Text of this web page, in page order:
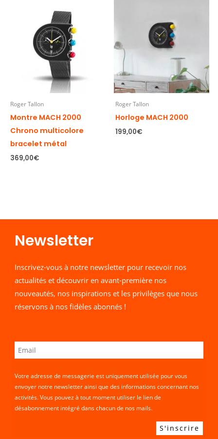
Roger Tallon
Montre MACH 2000
Chrono multicolore
bracelet métal
369,00€
Roger Tallon
Horloge MACH 2000
199,00€
Newsletter​
Inscrivez-vous à notre newsletter pour recevoir nos
actualités et découvrir en avant-première nos
nouveautés, nos inspirations et les privilèges que nous
réservons à nos fidèles abonnés !
Votre adresse de messagerie est uniquement utilisée pour vous
envoyer notre newsletter ainsi que des informations concernant nos
activités. Vous pouvez à tout moment utiliser le lien de
désabonnement intégré dans chacun de nos mails.